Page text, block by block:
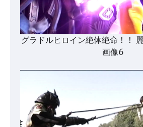
グラドルヒロイン絶体絶命！！
画像6